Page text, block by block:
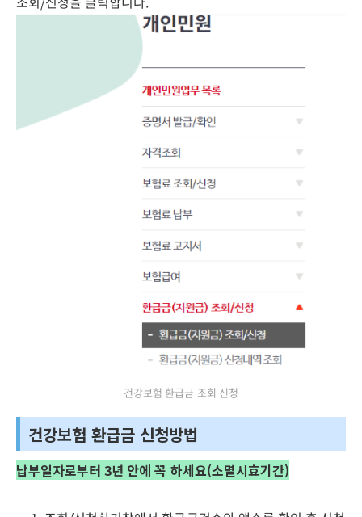
건강보험 환급금 조회 신청
건강보험 환급금 신청방법
납부일자로부터 3년 안에 꼭 하세요(소멸시효기간)